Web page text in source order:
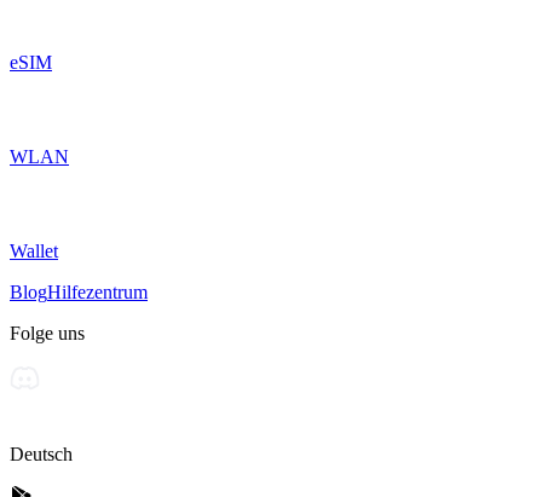
eSIM
WLAN
Wallet
BlogHilfezentrum
Folge uns
Deutsch